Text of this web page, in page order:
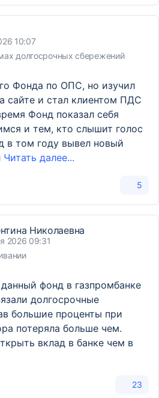
10:07
долгосрочных сбережений
Фонда по ОПС, но изучил
сайте и стал клиентом ПДС
Фонд показал себя
и тем, кто слышит голос
в том году вывел новый
Читать далее...
5
Николаевна
2026 09:31
фонд в газпромбанке
долгосрочные
большие проценты при
потеряла больше чем.
вклад в банке чем в
23